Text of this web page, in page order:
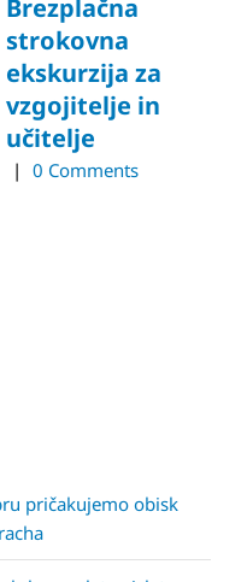
Brezplačna
strokovna
ekskurzija za
vzgojitelje in
učitelje
| 0 Comments
pričakujemo obisk